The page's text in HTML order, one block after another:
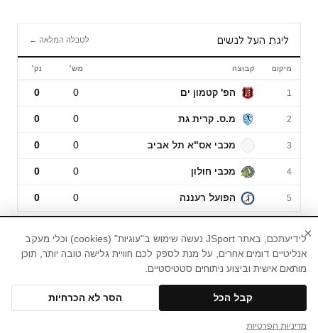
ליגת העל לנשים לטבלה המלאה ←
ליגת העל לנשים
מיקום קבוצה מש׳ נק׳
1 הפ' קטמון ים 0
0
2 מ.ס. קרית גת 0
0
3 מכבי אס"א תל אביב 0
0
4 מכבי חולון 0
0
5 הפועל רעננה 0
0
חדשות ספורט, עדכוני ספורט, תוצאות ספורט,טורי
דעה
ליגת העל ליגיונריות
נבחרות ישראל לנשים
ליגת האלופות לנשים
דעות NBA תוצאות
טבלאות
© 2026 JSport
×
לידיעתכם, באתר JSport נעשה שימוש ב"עוגיות" (cookies) וכלי מעקב
אנליטיים דומים אחרים, על מנת לספק לכם חוויית גלישה טובה יותר, תוכן
מותאם אישית וביצוע ניתוחים סטטיסטיים.
קבל הכל הסר לא הכרחיות
מדיניות הפרטיות